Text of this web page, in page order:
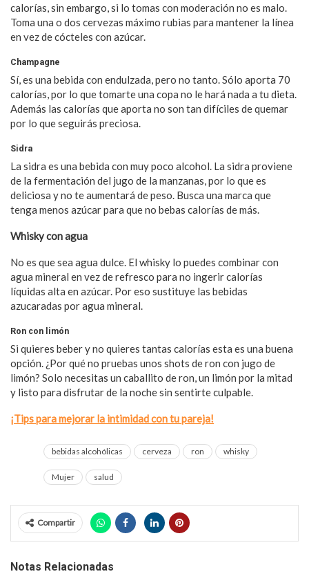
calorías, sin embargo, si lo tomas con moderación no es malo.
Toma una o dos cervezas máximo rubias para mantener la línea
en vez de cócteles con azúcar.
Champagne
Sí, es una bebida con endulzada, pero no tanto. Sólo aporta 70
calorías, por lo que tomarte una copa no le hará nada a tu dieta.
Además las calorías que aporta no son tan difíciles de quemar
por lo que seguirás preciosa.
Sidra
La sidra es una bebida con muy poco alcohol. La sidra proviene
de la fermentación del jugo de la manzanas, por lo que es
deliciosa y no te aumentará de peso. Busca una marca que
tenga menos azúcar para que no bebas calorías de más.
Whisky con agua
No es que sea agua dulce. El whisky lo puedes combinar con
agua mineral en vez de refresco para no ingerir calorías
líquidas alta en azúcar. Por eso sustituye las bebidas
azucaradas por agua mineral.
Ron con limón
Si quieres beber y no quieres tantas calorías esta es una buena
opción. ¿Por qué no pruebas unos shots de ron con jugo de
limón? Solo necesitas un caballito de ron, un limón por la mitad
y listo para disfrutar de la noche sin sentirte culpable.
¡Tips para mejorar la intimidad con tu pareja!
bebidas alcohólicas cerveza ron whisky
Mujer salud
Compartir
Notas Relacionadas